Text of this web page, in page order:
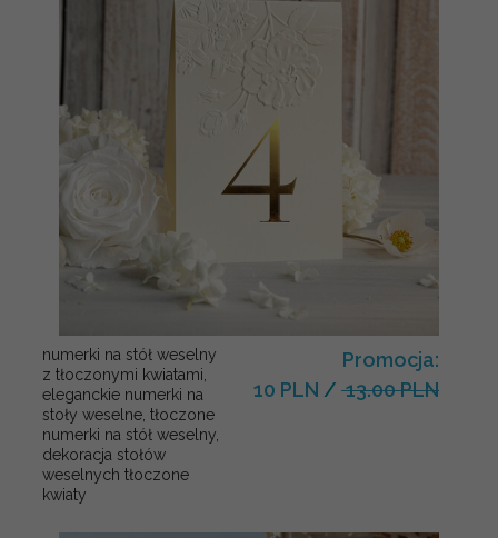
numerki na stół weselny
z tłoczonymi kwiatami,
eleganckie numerki na
stoły weselne, tłoczone
numerki na stół weselny,
dekoracja stołów
weselnych tłoczone
kwiaty
Promocja:
10 PLN / 13.00 PLN